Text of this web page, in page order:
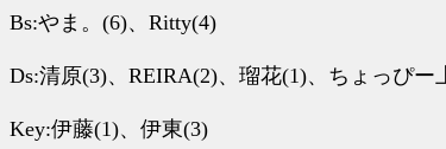
Bs:やま。(6)、Ritty(4)
Ds:清原(3)、REIRA(2)、瑠花(1)、ちょっぴー
Key:伊藤(1)、伊東(3)